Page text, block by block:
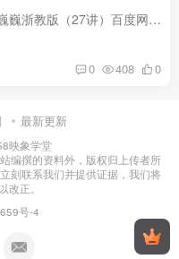
学而思初三科学生物篇年卡尖子班陆巍巍浙教版（27讲）百度网盘分享，本课程由58映象学堂资源网收集整理。学而思初三科学生物篇年卡尖子班陆巍巍浙教版，27讲百度网盘初中科学生物篇课程4.02G高...
0 408 0
最新更新
映象学堂
编撰的资料外，版权归上传者所
刻联系我们并提供证据，我们将
改正。
号-4